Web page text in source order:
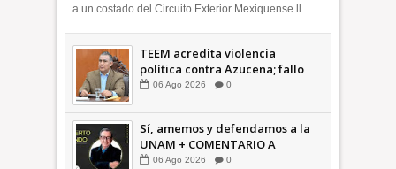
a un costado del Circuito Exterior Mexiquense ll...
TEEM acredita violencia
política contra Azucena; fallo
confirma guerra sucia: Octavio
06 Ago 2026 0
Sí, amemos y defendamos a la
UNAM + COMENTARIO A
TIEMPO
06 Ago 2026 0